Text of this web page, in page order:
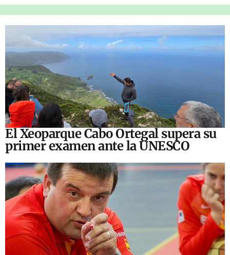
El Xeoparque Cabo Ortegal supera su
primer examen ante la UNESCO